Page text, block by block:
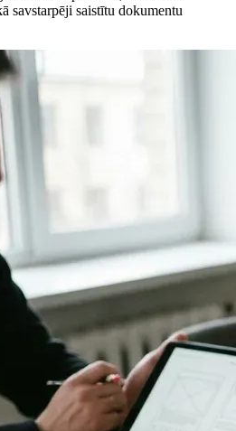
savstarpēji saistītu dokumentu